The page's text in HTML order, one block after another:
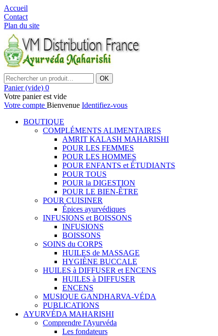
Accueil
Contact
Plan du site
OK
Panier (vide) 0
Votre panier est vide
Votre compte Bienvenue Identifiez-vous
BOUTIQUE
COMPLÉMENTS ALIMENTAIRES
AMRIT KALASH MAHARISHI
POUR LES FEMMES
POUR LES HOMMES
POUR ENFANTS et ÉTUDIANTS
POUR TOUS
POUR la DIGESTION
POUR LE BIEN-ÊTRE
POUR CUISINER
Épices ayurvédiques
INFUSIONS et BOISSONS
INFUSIONS
BOISSONS
SOINS du CORPS
HUILES de MASSAGE
HYGIÈNE BUCCALE
HUILES à DIFFUSER et ENCENS
HUILES à DIFFUSER
ENCENS
MUSIQUE GANDHARVA-VÉDA
PUBLICATIONS
AYURVÉDA MAHARISHI
Comprendre l'Ayurvéda
Les fondateurs